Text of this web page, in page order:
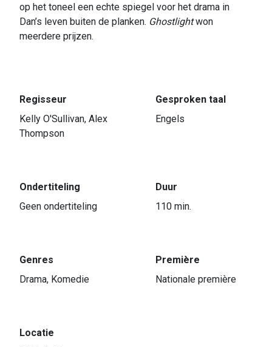
op het toneel een echte spiegel voor het drama in
Dan’s leven buiten de planken. Ghostlightwon
meerdere prijzen.
Regisseur
Kelly O'Sullivan, Alex
Thompson
Gesproken taal
Engels
Ondertiteling
Geen ondertiteling
Duur
110 min.
Genres
Drama, Komedie
Première
Nationale première
Locatie